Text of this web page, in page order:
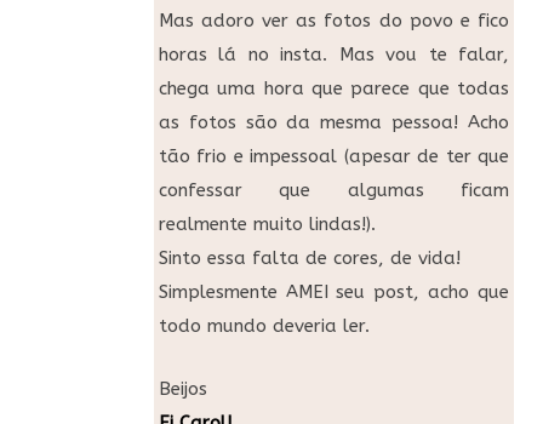
Mas adoro ver as fotos do povo e fico
horas lá no insta. Mas vou te falar,
chega uma hora que parece que todas
as fotos são da mesma pessoa! Acho
tão frio e impessoal (apesar de ter que
confessar que algumas ficam
realmente muito lindas!).
Sinto essa falta de cores, de vida!
Simplesmente AMEI seu post, acho que
todo mundo deveria ler.
Beijos